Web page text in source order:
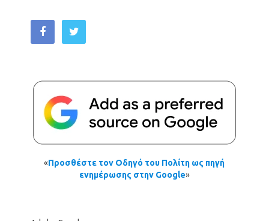
«Προσθέστε τον Οδηγό του Πολίτη ως πηγή
ενημέρωσης στην Google»